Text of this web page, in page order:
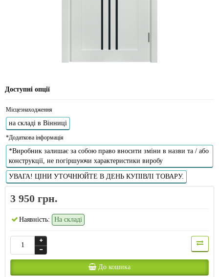
Доступні опції
Місцезнаходження
на складі в Вінниці
*Додаткова інформація
*Виробник залишає за собою право вносити зміни в назви та / або
конструкції, не погіршуючи характеристики виробу
УВАГА! ЦІНИ УТОЧНЮЙТЕ В ДЕНЬ КУПІВЛІ ТОВАРУ.
3 950 грн.
Наявність: На складі
До кошика